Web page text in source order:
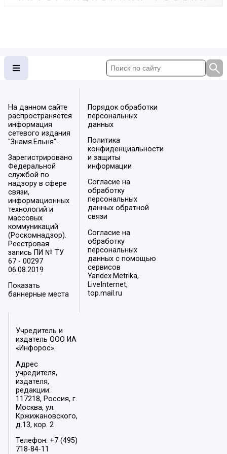
На данном сайте
распространяется
информация
сетевого издания
"Знамя.Ельня".
Зарегистрировано
Федеральной
службой по
надзору в сфере
связи,
информационных
технологий и
массовых
коммуникаций
(Роскомнадзор).
Реестровая
запись ПИ № ТУ
67 - 00297
06.08.2019
Показать
баннерные места
Порядок обработки
персональных
данных
Политика
конфиденциальности
и защиты
информации
Согласие на
обработку
персональных
данных обратной
связи
Согласие на
обработку
персональных
данных с помощью
сервисов
Yandex.Metrika,
LiveInternet,
top.mail.ru
Учредитель и
издатель ООО ИА
«Инфорос».
Адрес
учредителя,
издателя,
редакции:
117218, Россия, г.
Москва, ул.
Кржижановского,
д.13, кор. 2
Телефон: +7 (495)
718-84-11